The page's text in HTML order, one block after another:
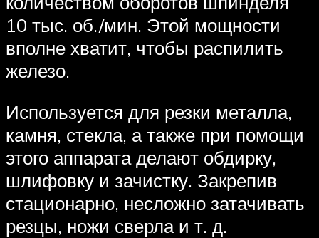
10 тыс. об./мин. Этой мощности
вполне хватит, чтобы распилить
железо.
Используется для резки металла,
камня, стекла, а также при помощи
этого аппарата делают обдирку,
шлифовку и зачистку. Закрепив
стационарно, несложно затачивать
резцы, ножи сверла и т. д.